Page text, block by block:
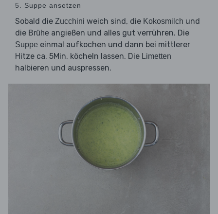
5. Suppe ansetzen
Sobald die Zucchini weich sind, die Kokosmilch und
die Brühe angießen und alles gut verrühren. Die
Suppe einmal aufkochen und dann bei mittlerer
Hitze ca. 5Min. köcheln lassen. Die Limetten
halbieren und auspressen.